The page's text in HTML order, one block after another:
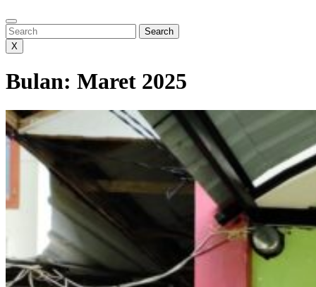
Search
Search
X
Bulan: Maret 2025